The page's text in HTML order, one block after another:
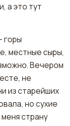
а это тут
горы
местные сыры,
Вечером
не
из старейших
но сухие
страну